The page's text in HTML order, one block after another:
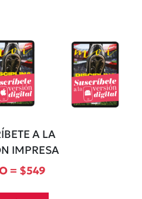
A LA
IMPRESA
= $549